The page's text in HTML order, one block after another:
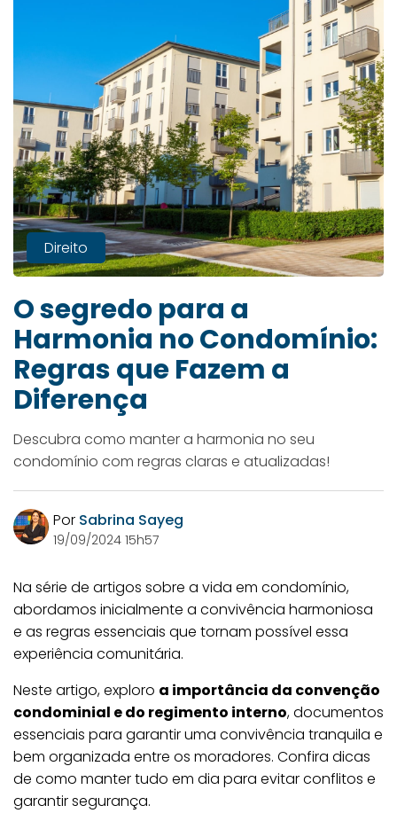
Direito
O segredo para a
Harmonia no Condomínio:
Regras que Fazem a
Diferença
Descubra como manter a harmonia no seu
condomínio com regras claras e atualizadas!
Por Sabrina Sayeg
19/09/2024 15h57
Na série de artigos sobre a vida em condomínio,
abordamos inicialmente a convivência harmoniosa
e as regras essenciais que tornam possível essa
experiência comunitária.
Neste artigo, exploro a importância da convenção
condominial e do regimento interno, documentos
essenciais para garantir uma convivência tranquila e
bem organizada entre os moradores. Confira dicas
de como manter tudo em dia para evitar conflitos e
garantir segurança.